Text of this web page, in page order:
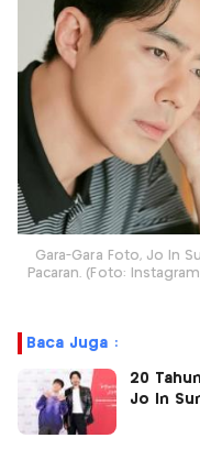
Gara-Gara Foto, Jo In
Pacaran. (Foto:
Baca Juga :
20
Jo In